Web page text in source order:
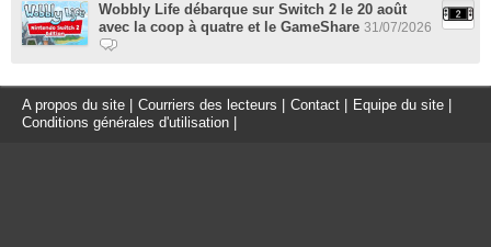
Wobbly Life débarque sur Switch 2 le 20 août
avec la coop à quatre et le GameShare 31/07/2026
A propos du site Courriers des lecteurs Contact Equipe du site
Conditions générales d'utilisation